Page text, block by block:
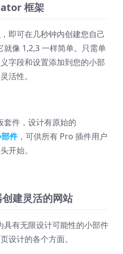
框架
即可在几秒钟内创建您自己
像 1,2,3 一样简单。只需单
字段和设置添加到您的小部
活性。
件，设计有原始的
件，可供所有 Pro 插件用户
开始。
建灵活的网站
有无限设计可能性的小部件
设计的各个方面。